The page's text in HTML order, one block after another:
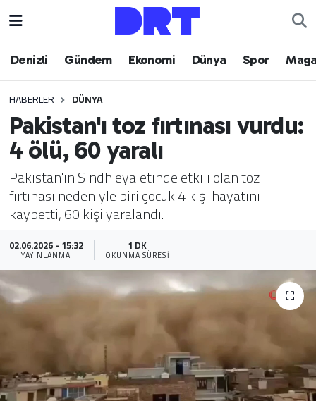
Denizli Gündem Ekonomi Dünya Spor
HABERLER DÜNYA
Pakistan'ı toz fırtınası vurdu:
4 ölü, 60 yaralı
Pakistan'ın Sindh eyaletinde etkili olan toz
fırtınası nedeniyle biri çocuk 4 kişi hayatını
kaybetti, 60 kişi yaralandı.
02.06.2026 - 15:32
YAYINLANMA
1 DK
OKUNMA SÜRESI
Denizli
Gündem
Ekonomi
Dünya
Spor
Teknoloji
Yaşam
Sağlık
Yazarlar
Hava Durumu
Trafik Durumu
Puan Durumu ve Fikstür
Tüm Manşetler
Son Dakika Haberleri